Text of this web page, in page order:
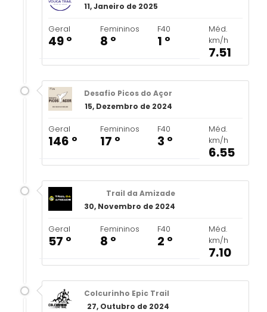
11, Janeiro de 2025
Geral
49 º
Femininos
8 º
F40
1 º
Méd.
km/h
7.51
Desafio Picos do Açor
15, Dezembro de 2024
Geral
146 º
Femininos
17 º
F40
3 º
Méd.
km/h
6.55
Trail da Amizade
30, Novembro de 2024
Geral
57 º
Femininos
8 º
F40
2 º
Méd.
km/h
7.10
Colcurinho Epic Trail
27, Outubro de 2024